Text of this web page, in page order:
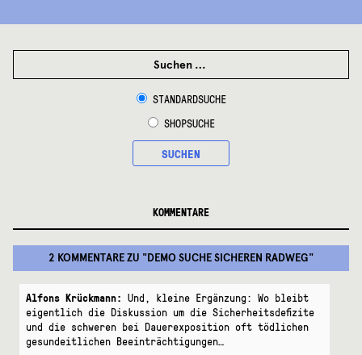
STANDARDSUCHE
SHOPSUCHE
SUCHEN
KOMMENTARE
2 KOMMENTAREZU "DEMO SUCHE SICHEREN RADWEG"
Alfons Krückmann: Und, kleine Ergänzung: Wo bleibt
eigentlich die Diskussion um die Sicherheitsdefizite
und die schweren bei Dauerexposition oft tödlichen
gesundeitlichen Beeinträchtigungen…